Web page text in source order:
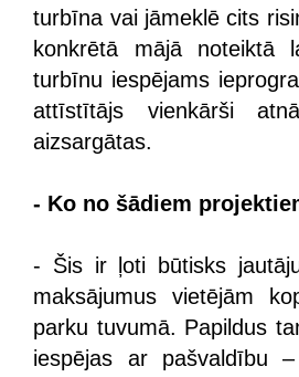
turbīna vai jāmeklē cits
konkrētā mājā noteiktā
turbīnu iespējams
attīstītājs vienkārši
aizsargātas.
- Ko no šādiem
- Šis ir ļoti būtisks
maksājumus vietējām
parku tuvumā. Papildus
iespējas ar pašvaldību